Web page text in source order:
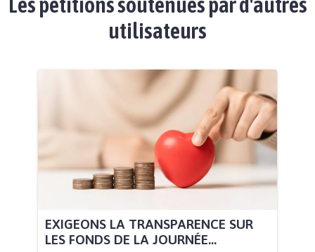
utilisateurs
EXIGEONS LA TRANSPARENCE SUR
LES FONDS DE LA JOURNÉE...